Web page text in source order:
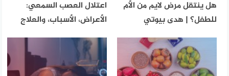
هل ينتقل مرض لايم من الأم
للطفل؟ | هدى بيوتي
اعتلال العصب السمعي:
الأعراض، الأسباب، والعلاج